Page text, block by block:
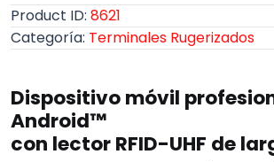
Product ID: 8621
Categoría: Terminales Rugerizados
Dispositivo móvil
Android™
con lector RFID-UHF de